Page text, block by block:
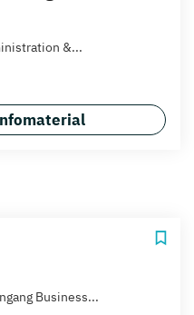
&...
Business...